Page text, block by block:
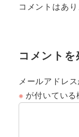
コメントはあり
コメントを
メールアドレ
※ が付いてい